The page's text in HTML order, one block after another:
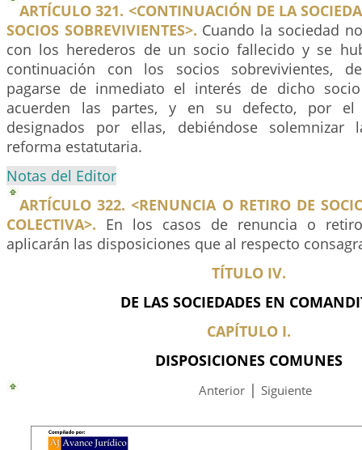
ARTÍCULO 321. <CONTINUACIÓN DE LA
SOCIOS SOBREVIVIENTES>. Cuando la sociedad
con los herederos de un socio fallecido y se
continuación con los socios sobrevivientes,
pagarse de inmediato el interés de dicho
acuerden las partes, y en su defecto, por
designados por ellas, debiéndose solemnizar
reforma estatutaria.
Notas del Editor
ARTÍCULO 322. <RENUNCIA O RETIRO DE
COLECTIVA>. En los casos de renuncia o
aplicarán las disposiciones que al respecto
TÍTULO IV.
DE LAS SOCIEDADES EN
CAPÍTULO I.
DISPOSICIONES COMUNES
Anterior | Siguiente